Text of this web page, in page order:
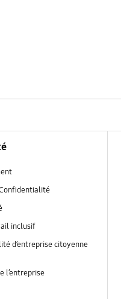
inclusif
d’entreprise citoyenne
l’entreprise